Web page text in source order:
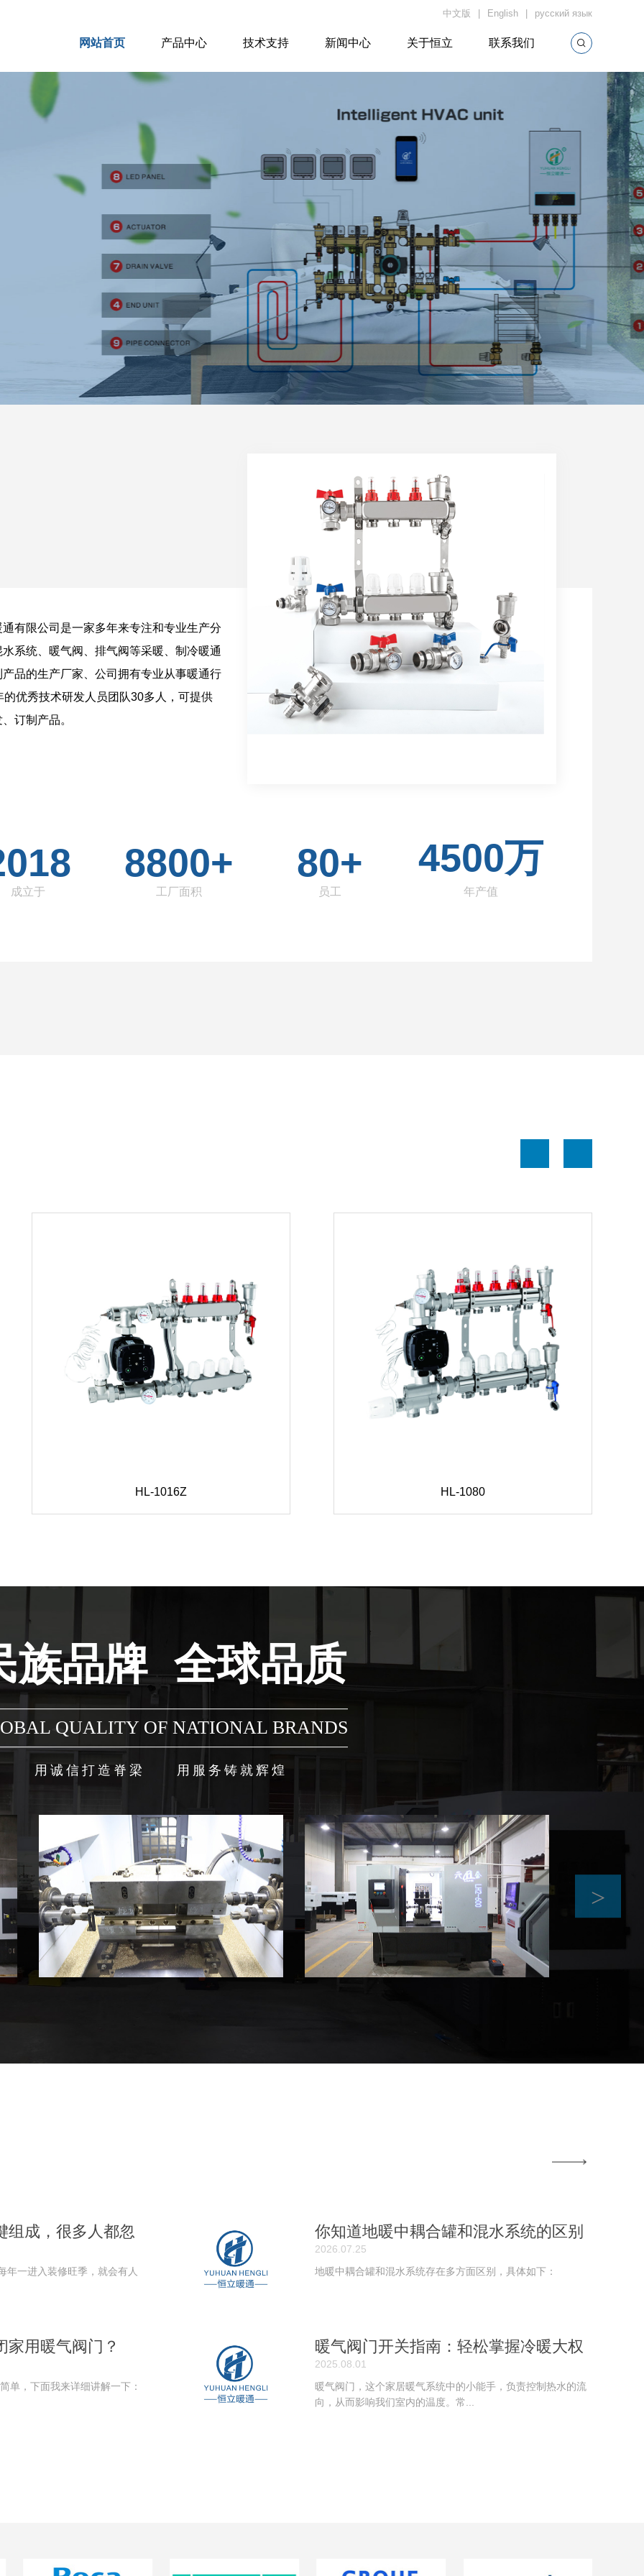
中文版 English русский язык
网站首页 产品中心 技术支持 新闻中心 关于恒立 联系我们 
通有限公司是一家多年来专注和专业生产分
系统、暖气阀、排气阀等采暖、制冷暖通
品的生产厂家、公司拥有专业从事暖通行
的优秀技术研发人员团队30多人，可提供
订制产品。
成立于
8800+
工厂面积
80+
员工
4500万
年产值
HL-1016Z HL-1080
族品牌 全球品质​
QUALITY OF NATIONAL BRANDS​
用诚信打造脊梁 用服务铸就辉煌
>
组成，很多人都忽
年一进入装修旺季，就会有人
你知道地暖中耦合罐和混水系统的区别
有那些吗？
2026.07.25
地暖中耦合罐和混水系统存在多方面区别，具体如下：
家用暖气阀门？
单，下面我来详细讲解一下：
暖气阀门开关指南：轻松掌握冷暖大权
🌡️...
2025.08.01
暖气阀门，这个家居暖气系统中的小能手，负责控制热水的流
向，从而影响我们室内的温度。常...